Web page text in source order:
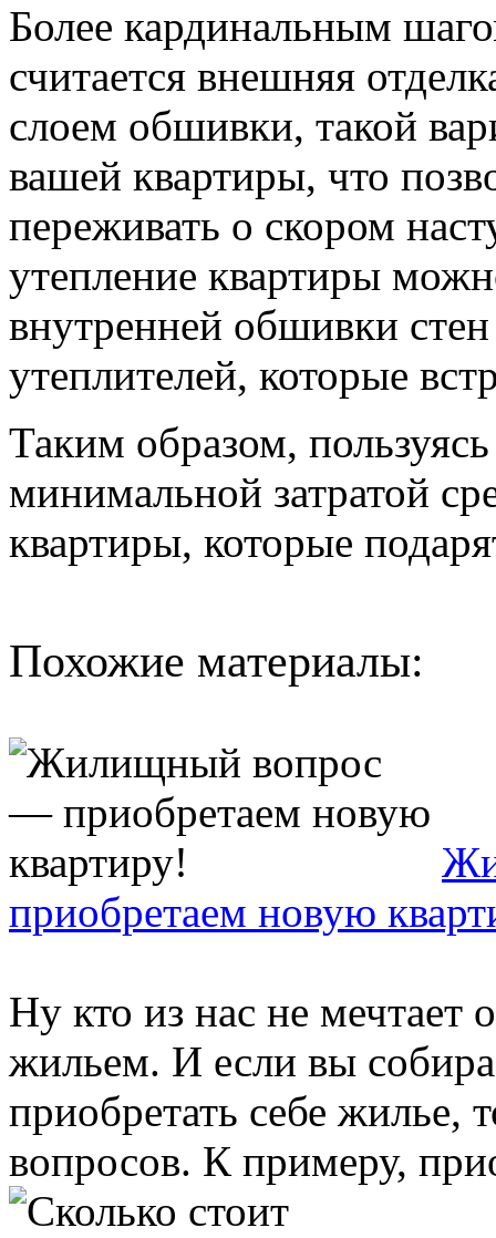
Более кардинальным
считается внешняя
слоем обшивки, такой
вашей квартиры, что
переживать о скором
утепление квартиры
внутренней обшивки
утеплителей, которые
Таким образом,
минимальной затратой
квартиры, которые
Похожие материалы:
приобретаем новую
Ну кто из нас не мечтает
жильем. И если вы
приобретать себе жилье,
вопросов. К примеру,